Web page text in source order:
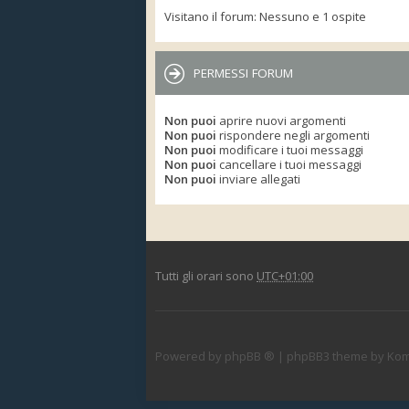
Visitano il forum: Nessuno e 1 ospite
PERMESSI FORUM
Non puoi aprire nuovi argomenti
Non puoi rispondere negli argomenti
Non puoi modificare i tuoi messaggi
Non puoi cancellare i tuoi messaggi
Non puoi inviare allegati
Tutti gli orari sono UTC+01:00
Powered by phpBB ® | phpBB3 theme by